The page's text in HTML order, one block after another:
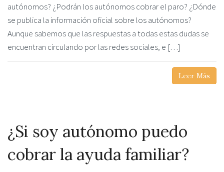
autónomos? ¿Podrán los autónomos cobrar el paro? ¿Dónde
se publica la información oficial sobre los autónomos?
Aunque sabemos que las respuestas a todas estas dudas se
encuentran circulando por las redes sociales, e […]
Leer Más
¿Si soy autónomo puedo
cobrar la ayuda familiar?